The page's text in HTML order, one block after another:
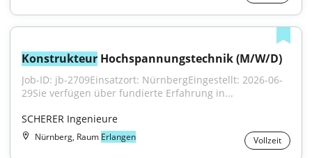
Konstrukteur Hochspannungstechnik (M/W/D)
Job-ID: jb-2709Einsatzort: NürnbergEingestellt: 2026-06-
29Sie verfügen über fundierte Erfahrung in...
SCHERER Ingenieure
Nürnberg, Raum Erlangen Vollzeit